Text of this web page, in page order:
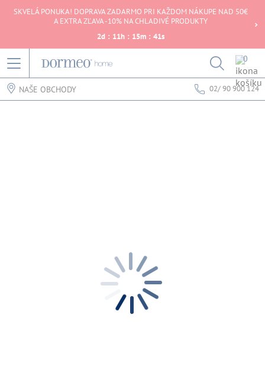
SKVELÁ PONUKA! DOPRAVA ZADARMO PRI KAŽDOM NÁKUPE NAD 50€
A EXTRA ZĽAVA -10% NA CHLADIVÉ PRODUKTY
2d : 11h : 15m : 41s
0
NAŠE OBCHODY 02/ 90 900 124